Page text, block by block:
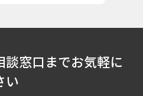
談窓口までお気軽に
い